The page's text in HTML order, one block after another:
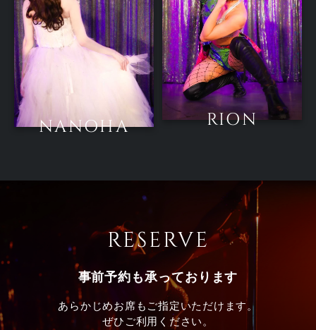
NANOHA RION
RESERVE
事前予約も承っております
あらかじめお席もご指定いただけます。
ぜひご利用ください。